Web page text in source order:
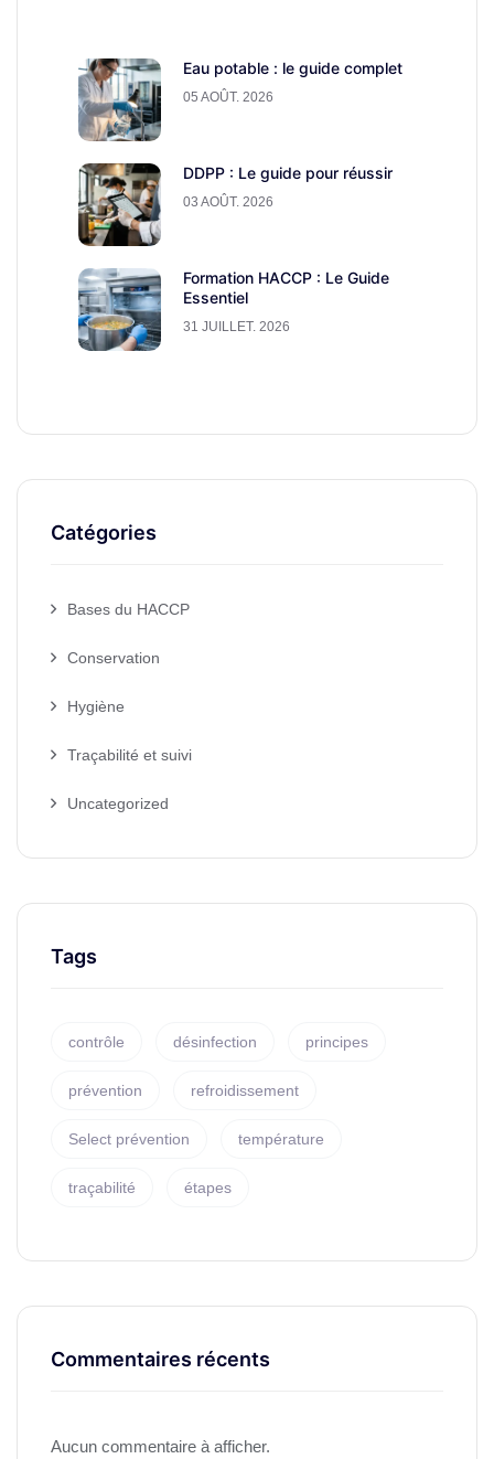
Eau potable : le guide complet
05 AOÛT. 2026
DDPP : Le guide pour réussir
03 AOÛT. 2026
Formation HACCP : Le Guide
Essentiel
31 JUILLET. 2026
Catégories
Bases du HACCP
Conservation
Hygiène
Traçabilité et suivi
Uncategorized
Tags
contrôle désinfection principes
prévention refroidissement
Select prévention température
traçabilité étapes
Commentaires récents
Aucun commentaire à afficher.